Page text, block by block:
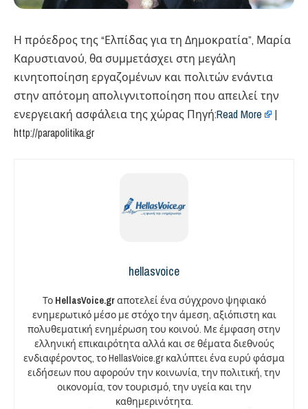
Η πρόεδρος της “Ελπίδας για τη Δημοκρατία”, Μαρία
Καρυστιανού, θα συμμετάσχει στη μεγάλη
κινητοποίηση εργαζομένων και πολιτών ενάντια
στην απότομη απολιγνιτοποίηση που απειλεί την
ενεργειακή ασφάλεια της χώρας Πηγή:Read More
|
http://parapolitika.gr
hellasvoice
Το HellasVoice.grαποτελεί ένα σύγχρονο ψηφιακό
ενημερωτικό μέσο με στόχο την άμεση, αξιόπιστη και
πολυθεματική ενημέρωση του κοινού. Με έμφαση στην
ελληνική επικαιρότητα αλλά και σε θέματα διεθνούς
ενδιαφέροντος, το HellasVoice.gr καλύπτει ένα ευρύ φάσμα
ειδήσεων που αφορούν την κοινωνία, την πολιτική, την
οικονομία, τον τουρισμό, την υγεία και την
καθημερινότητα.